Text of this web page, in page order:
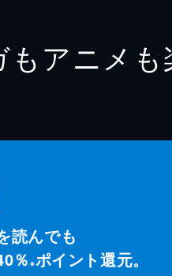
もアニメも
読んでも
％ ※ポイント還元。